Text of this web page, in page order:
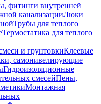
фитинги внутренней
канализацииЛюки
Трубы для теплого
Термостатика для теплого
и грунтовкиКлеевые
самонивелирующие
Гидроизоляционные
смесейПены,
Монтажная